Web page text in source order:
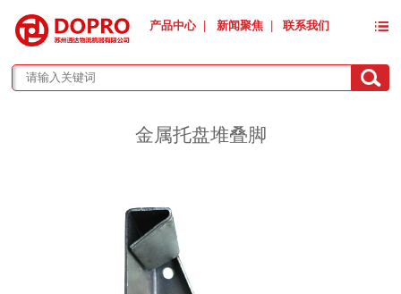
产品中心 新闻聚焦 联系我们
金属托盘堆叠脚